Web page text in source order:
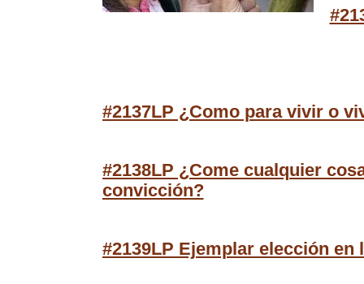
#2137LP ¿Como para vivir o
#2138LP ¿Come cualquier
convicción?
#2139LP Ejemplar elección en